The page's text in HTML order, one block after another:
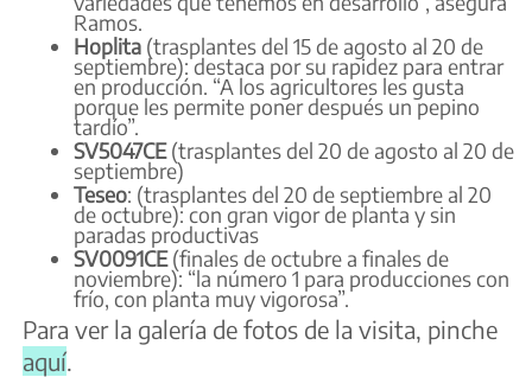
Ramos.
Hoplita (trasplantes del 15 de agosto al 20 de
septiembre): destaca por su rapidez para entrar
en producción. “A los agricultores les gusta
porque les permite poner después un pepino
tardío”.
SV5047CE(trasplantes del 20 de agosto al 20 de
septiembre)
Teseo: (trasplantes del 20 de septiembre al 20
de octubre): con gran vigor de planta y sin
paradas productivas
SV0091CE(finales de octubre a finales de
noviembre): “la número 1 para producciones con
frío, con planta muy vigorosa”.
Para ver la galería de fotos de la visita, pinche
aquí